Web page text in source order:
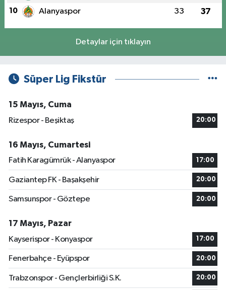
10 Alanyaspor 33 37
Detaylar için tıklayın
Süper Lig Fikstür
15 Mayıs, Cuma
Rizespor - Beşiktaş
20:00
16 Mayıs, Cumartesi
Fatih Karagümrük - Alanyaspor
17:00
Gaziantep FK - Başakşehir 20:00
Samsunspor - Göztepe 20:00
17 Mayıs, Pazar
Kayserispor - Konyaspor
17:00
Fenerbahçe - Eyüpspor 20:00
Trabzonspor - Gençlerbirliği S.K. 20:00